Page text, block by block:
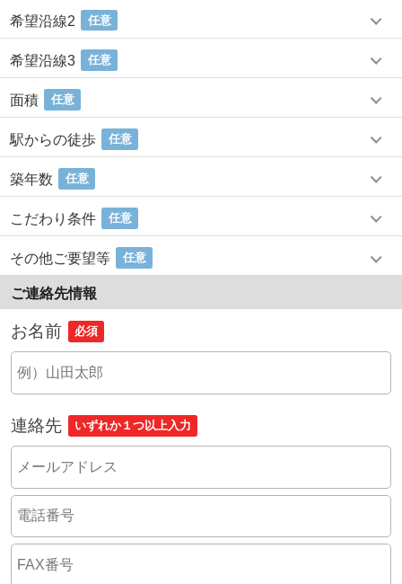
希望沿線2 任意
希望沿線3 任意
面積 任意
駅からの徒歩 任意
築年数 任意
こだわり条件 任意
その他ご要望等 任意
ご連絡先情報
お名前 必須
連絡先 いずれか１つ以上入力